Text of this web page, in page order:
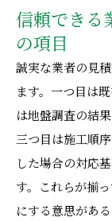
信頼できる
の項目
誠実な業者の見
ます。一つ目は
は地盤調査の結
三つ目は施工順
した場合の対応
す。これらが揃
にする意思があ